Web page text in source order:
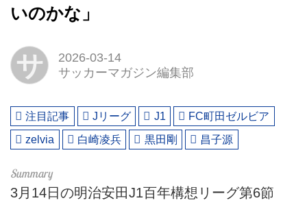
いのかな」
サ
2026-03-14
サッカーマガジン編集部
注目記事 Jリーグ J1
FC町田ゼルビア
zelvia
白崎凌兵 黒田剛 昌子源
3月14日の明治安田J1百年構想リーグ第6節